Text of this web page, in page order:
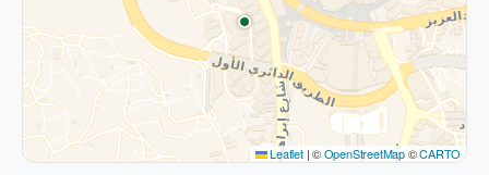
Leaflet |©OpenStreetMap©CARTO